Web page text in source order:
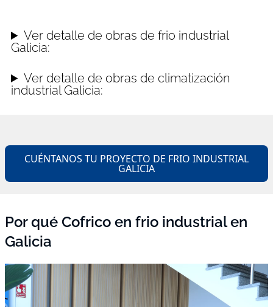
Ver detalle de obras de frio industrial
Galicia:
Ver detalle de obras de climatización
industrial Galicia:
CUÉNTANOS TU PROYECTO DE FRIO INDUSTRIAL
GALICIA
Por qué Cofrico en frio industrial en
Galicia